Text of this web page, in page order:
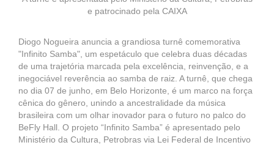
e patrocinado pela CAIXA
Diogo Nogueira anuncia a grandiosa turnê comemorativa
"Infinito Samba", um espetáculo que celebra duas décadas
de uma trajetória marcada pela excelência, reinvenção, e a
inegociável reverência ao samba de raiz. A turnê, que chega
no dia 07 de junho, em Belo Horizonte, é um marco na força
cênica do gênero, unindo a ancestralidade da música
brasileira com um olhar inovador para o futuro no palco do
BeFly Hall. O projeto “Infinito Samba” é apresentado pelo
Ministério da Cultura, Petrobras via Lei Federal de Incentivo